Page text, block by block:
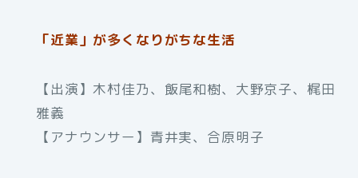
「近業」が多くなりがちな生活
【出演】木村佳乃、飯尾和樹、大野京子、梶田
雅義
【アナウンサー】青井実、合原明子